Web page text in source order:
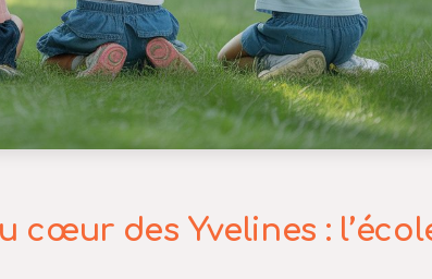
cœur des Yvelines :